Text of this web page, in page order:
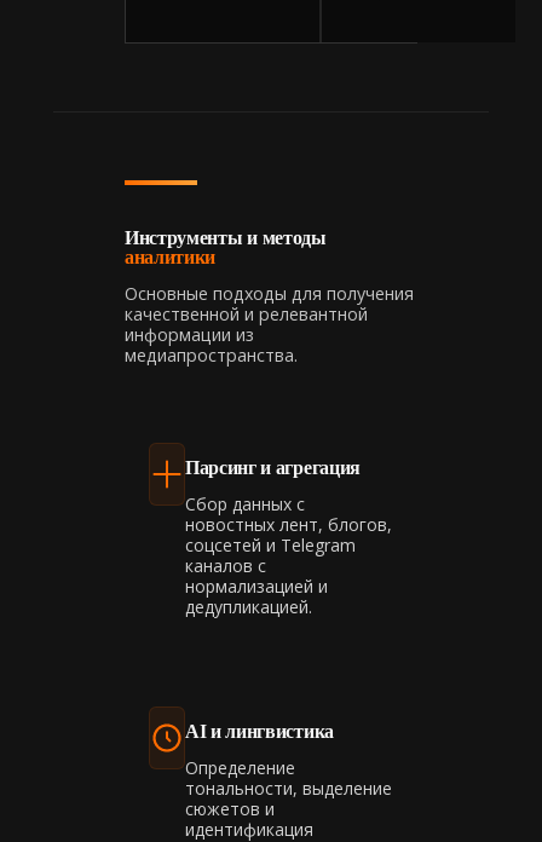
Инструменты и методы
аналитики
Основные подходы для получения
качественной и релевантной
информации из
медиапространства.
Парсинг и агрегация
Сбор данных с
новостных лент, блогов,
соцсетей и Telegram
каналов с
нормализацией и
дедупликацией.
AI и лингвистика
Определение
тональности, выделение
сюжетов и
идентификация